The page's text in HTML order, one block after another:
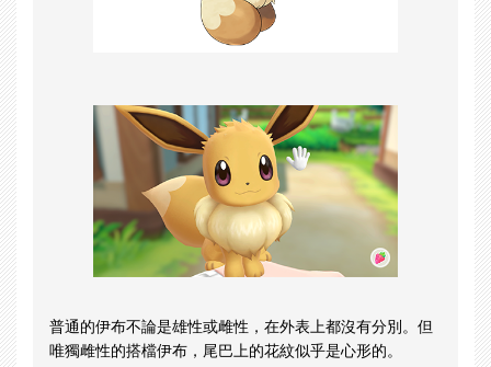
普通的伊布不論是雄性或雌性，在外表上都沒有分別。但
唯獨雌性的搭檔伊布，尾巴上的花紋似乎是心形的。